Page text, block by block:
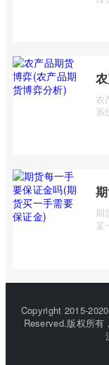
农
系
期
某
Copyright 2015-
Reserved.版权所有